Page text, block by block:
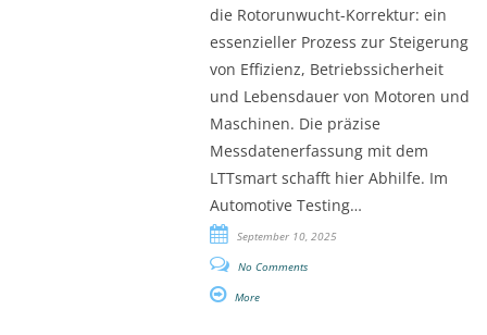
die Rotorunwucht-Korrektur: ein
essenzieller Prozess zur Steigerung
von Effizienz, Betriebssicherheit
und Lebensdauer von Motoren und
Maschinen. Die präzise
Messdatenerfassung mit dem
LTTsmart schafft hier Abhilfe. Im
Automotive Testing…
September 10, 2025
No Comments
More